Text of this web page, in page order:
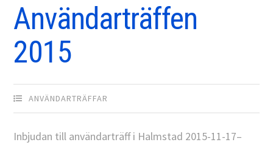
Användarträffen
2015
ANVÄNDARTRÄFFAR
Inbjudan till användarträff i Halmstad 2015-11-17–